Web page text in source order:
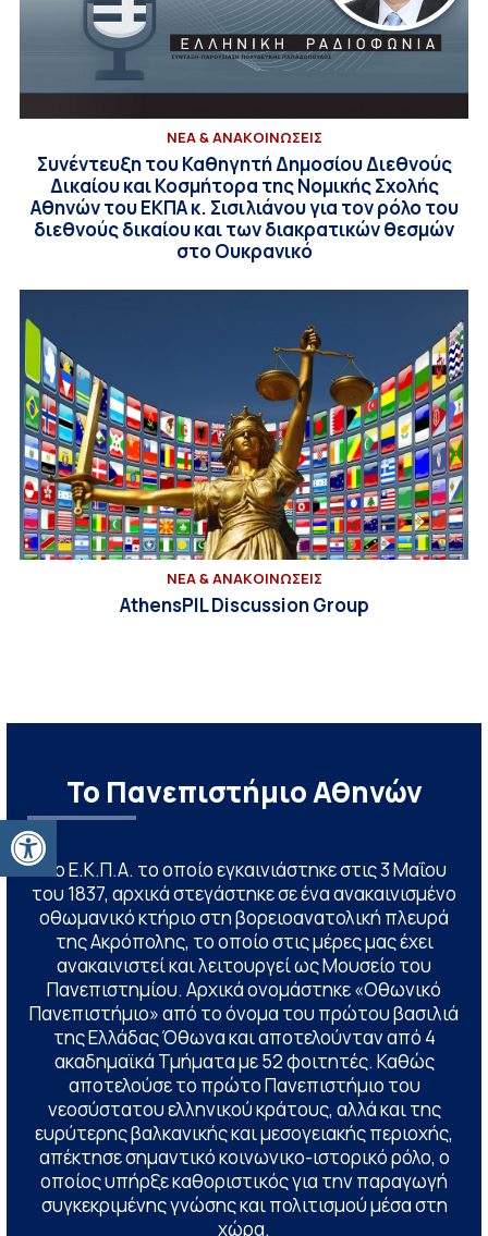
Ανοίξτε τη γραμμή εργαλείων
ΝΕΑ & ΑΝΑΚΟΙΝΩΣΕΙΣ
Συνέντευξη του Καθηγητή Δημοσίου Διεθνούς
Δικαίου και Κοσμήτορα της Νομικής Σχολής
Αθηνών του ΕΚΠΑ κ. Σισιλιάνου για τον ρόλο του
διεθνούς δικαίου και των διακρατικών θεσμών
στο Ουκρανικό
ΝΕΑ & ΑΝΑΚΟΙΝΩΣΕΙΣ
AthensPIL Discussion Group
Το Πανεπιστήμιο Αθηνών
Το Ε.Κ.Π.Α. το οποίο εγκαινιάστηκε στις 3 Μαΐου
του 1837, αρχικά στεγάστηκε σε ένα ανακαινισμένο
οθωμανικό κτήριο στη βορειοανατολική πλευρά
της Ακρόπολης, το οποίο στις μέρες μας έχει
ανακαινιστεί και λειτουργεί ως Μουσείο του
Πανεπιστημίου. Αρχικά ονομάστηκε «Οθωνικό
Πανεπιστήμιο» από το όνομα του πρώτου βασιλιά
της Ελλάδας Όθωνα και αποτελούνταν από 4
ακαδημαϊκά Τμήματα με 52 φοιτητές. Καθώς
αποτελούσε το πρώτο Πανεπιστήμιο του
νεοσύστατου ελληνικού κράτους, αλλά και της
ευρύτερης βαλκανικής και μεσογειακής περιοχής,
απέκτησε σημαντικό κοινωνικο-ιστορικό ρόλο, ο
οποίος υπήρξε καθοριστικός για την παραγωγή
συγκεκριμένης γνώσης και πολιτισμού μέσα στη
χώρα.